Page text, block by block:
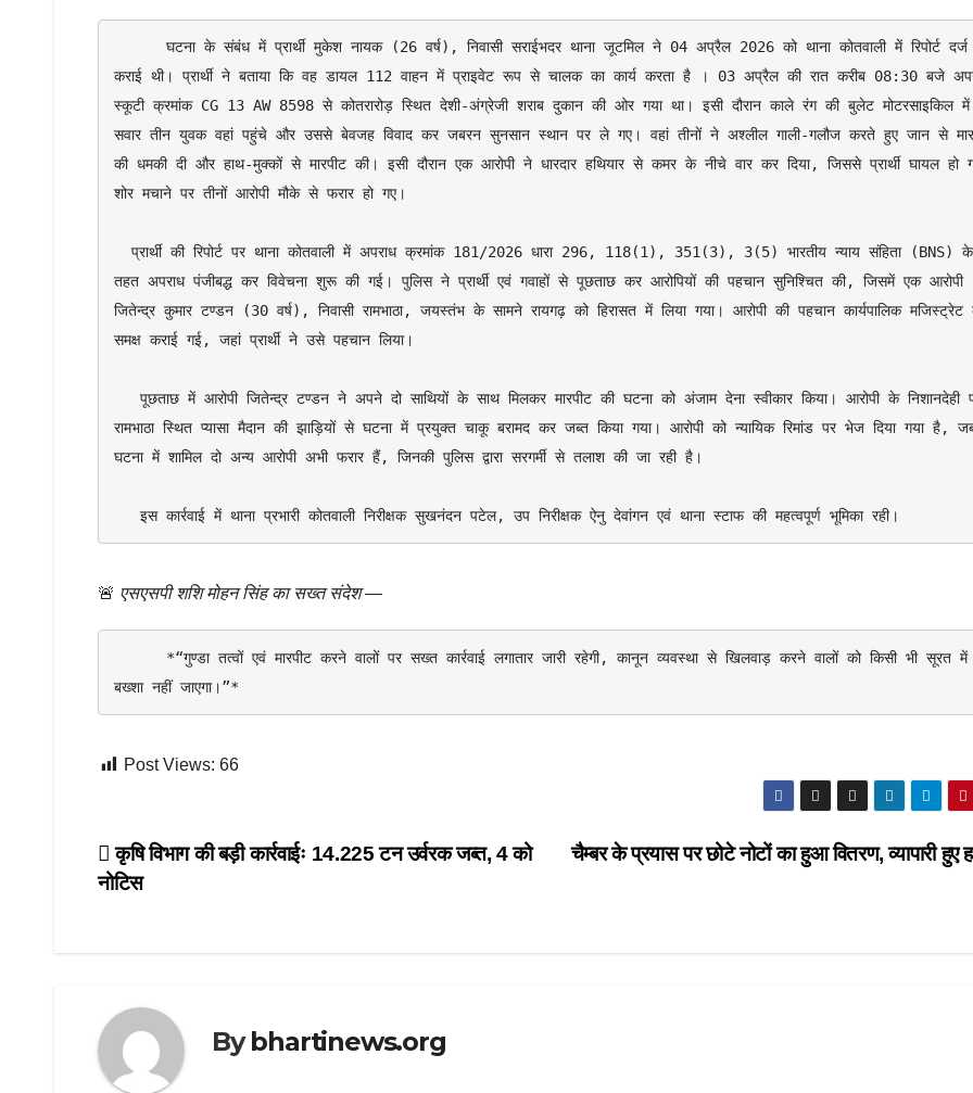
कराई थी। प्रार्थी ने बताया कि वह डायल 112 वाहन में प्राइवेट रूप से चालक का कार्य करता है । 03 अप्रैल की रात करीब 08:30 बजे
स्कूटी क्रमांक CG 13 AW 8598 से कोतरारोड़ स्थित देशी-अंग्रेजी शराब दुकान की ओर गया था। इसी दौरान काले रंग की बुलेट मोटरसाइकिल में
सवार तीन युवक वहां पहुंचे और उससे बेवजह विवाद कर जबरन सुनसान स्थान पर ले गए। वहां तीनों ने अश्लील गाली-गलौज करते हुए जान से
की धमकी दी और हाथ-मुक्कों से मारपीट की। इसी दौरान एक आरोपी ने धारदार हथियार से कमर के नीचे वार कर दिया, जिससे प्रार्थी घायल हो
शोर मचाने पर तीनों आरोपी मौके से फरार हो गए।
तहत अपराध पंजीबद्ध कर विवेचना शुरू की गई। पुलिस ने प्रार्थी एवं गवाहों से पूछताछ कर आरोपियों की पहचान सुनिश्चित की, जिसमें एक आरोपी
जितेन्द्र कुमार टण्डन (30 वर्ष), निवासी रामभाठा, जयस्तंभ के सामने रायगढ़ को हिरासत में लिया गया। आरोपी की पहचान कार्यपालिक
समक्ष कराई गई, जहां प्रार्थी ने उसे पहचान लिया।
रामभाठा स्थित प्यासा मैदान की झाड़ियों से घटना में प्रयुक्त चाकू बरामद कर जब्त किया गया। आरोपी को न्यायिक रिमांड पर भेज दिया गया है,
घटना में शामिल दो अन्य आरोपी अभी फरार हैं, जिनकी पुलिस द्वारा सरगर्मी से तलाश की जा रही है।
   इस कार्रवाई में थाना प्रभारी कोतवाली निरीक्षक सुखनंदन पटेल, उप निरीक्षक ऐनु देवांगन एवं थाना स्टाफ की महत्वपूर्ण भूमिका रही।
🚨 एसएसपी शशि मोहन सिंह का सख्त संदेश—
बख्शा नहीं जाएगा।”*
Post Views: 66
Post
navigation
चैम्बर के प्रयास पर छोटे नोटों का हुआ वितरण, व्यापारी हुए
कृषि विभाग की बड़ी कार्रवाईः 14.225 टन उर्वरक जब्त, 4 को
नोटिस
Bybhartinews.org